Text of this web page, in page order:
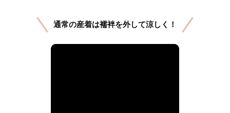
通常の産着は襦袢を外して涼しく！